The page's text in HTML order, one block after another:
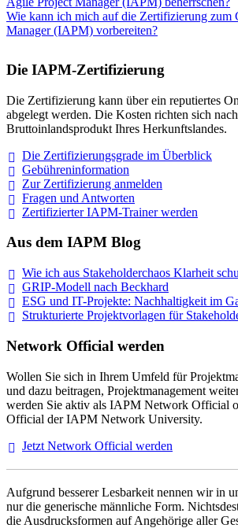
Wie kann ich mich auf die Zertifizierung zum
Manager (IAPM) vorbereiten?
Die IAPM-Zertifizierung
Die Zertifizierung kann über ein reputiertes
abgelegt werden. Die Kosten richten sich
Bruttoinlandsprodukt Ihres Herkunftslandes.
Die Zertifizierungsgrade im Überblick
Gebühreninformation
Zur Zertifizierung anmelden
Fragen und Antworten
Zertifizierter IAPM-Trainerwerden
Aus dem IAPM Blog
Wie ich aus Stakeholderchaos Klarheit
GRIP-Modell nach Beckhard
ESG und IT-Projekte: Nachhaltigkeit im
Strukturierte Projektvorlagen für
Network Official werden
Wollen Sie sich in Ihrem Umfeld für
und dazu beitragen, Projektmanagement
werden Sie aktiv als IAPM Network Official
Official der IAPM Network University.
Jetzt Network Official werden
Aufgrund besserer Lesbarkeit nennen wir in
nur die generische männliche Form.
die Ausdrucksformen auf Angehörige aller